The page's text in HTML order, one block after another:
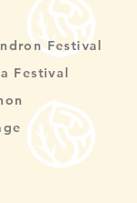
Festival
Festival